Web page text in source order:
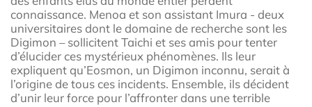
connaissance. Menoa et son assistant Imura - deux
universitaires dont le domaine de recherche sont les
Digimon – sollicitent Taichi et ses amis pour tenter
d’élucider ces mystérieux phénomènes. Ils leur
expliquent qu’Eosmon, un Digimon inconnu, serait à
l’origine de tous ces incidents. Ensemble, ils décident
d’unir leur force pour l’affronter dans une terrible